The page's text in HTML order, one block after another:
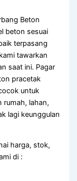
Beton
beton sesuai
terpasang
tawarkan
saat ini. Pagar
pracetak
untuk
rumah, lahan,
lagi keunggulan
harga, stok,
di :